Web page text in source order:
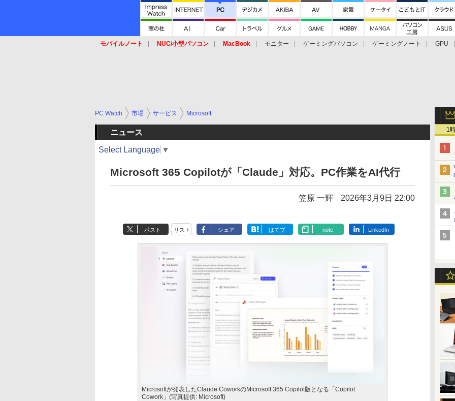
モバイルノート NUC/小型パソコン MacBook モニター ゲーミングパソコン ゲーミングノート
GPU
1
PC Watch 市場 サービス Microsoft
ニュース
Select Language ▼
Microsoft 365 Copilotが「Claude」対応。PC作業をAI代行
笠原 一輝 2026年3月9日 22:00
ポスト リスト シェア はてブ note LinkedIn
Microsoftが発表したClaude CoworkのMicrosoft 365 Copilot版となる「Copilot
Cowork」(写真提供: Microsoft)